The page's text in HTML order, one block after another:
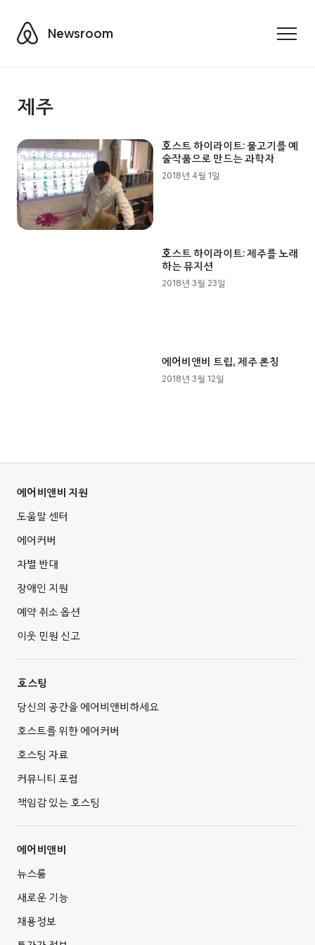
AirbnbNewsroom
제주
호스트 하이라이트: 물고기를 예
술작품으로 만드는 과학자
2018년 4월 1일
호스트 하이라이트: 제주를 노래
하는 뮤지션
2018년 3월 23일
에어비앤비 트립, 제주 론칭
2018년 3월 12일
에어비앤비 지원
도움말 센터
에어커버
차별 반대
장애인 지원
예약 취소 옵션
이웃 민원 신고
호스팅
당신의 공간을 에어비앤비하세요
호스트를 위한 에어커버
호스팅 자료
커뮤니티 포럼
책임감 있는 호스팅
에어비앤비
뉴스룸
새로운 기능
채용정보